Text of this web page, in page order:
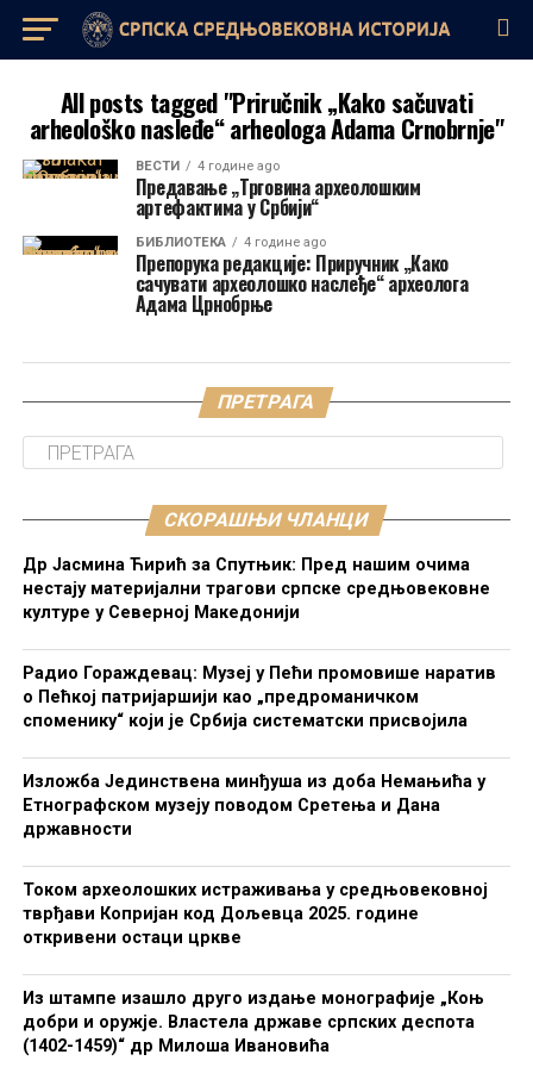
All posts tagged "Priručnik „Kako sačuvati
arheološko nasleđe“ arheologa Adama Crnobrnje"
ВЕСТИ 4 године ago
Предавање „Трговина археолошким
артефактима у Србији“
БИБЛИОТЕКА 4 године ago
Препорука редакције: Приручник „Како
сачувати археолошко наслеђе“ археолога
Адама Црнобрње
ПРЕТРАГА
СКОРАШЊИ ЧЛАНЦИ
Др Јасмина Ћирић за Спутњик: Пред нашим очима
нестају материјални трагови српске средњовековне
културе у Северној Македонији
Радио Гораждевац: Музеј у Пећи промовише наратив
о Пећкој патријаршији као „предроманичком
споменику“ који је Србија систематски присвојила
Изложба Јединствена минђуша из доба Немањића у
Етнографском музеју поводом Сретења и Дана
државности
Током археолошких истраживања у средњовековној
тврђави Копријан код Дољевца 2025. године
откривени остаци цркве
Из штампе изашло друго издање монографије „Коњ
добри и оружје. Властела државе српских деспота
(1402-1459)“ др Милоша Ивановића